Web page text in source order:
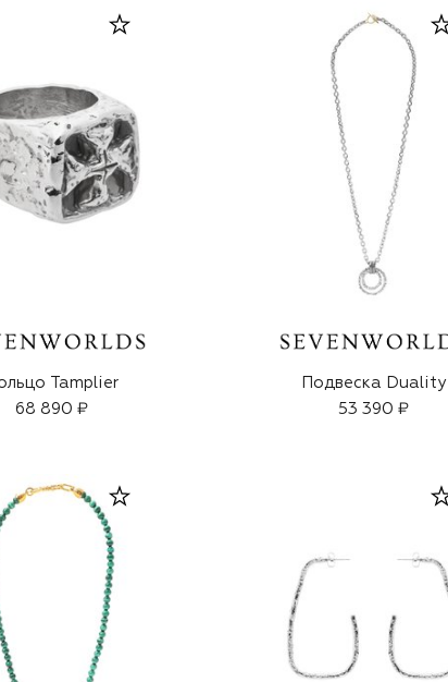
Tamplier
68 890 ₽
Подвеска Duality
53 390 ₽